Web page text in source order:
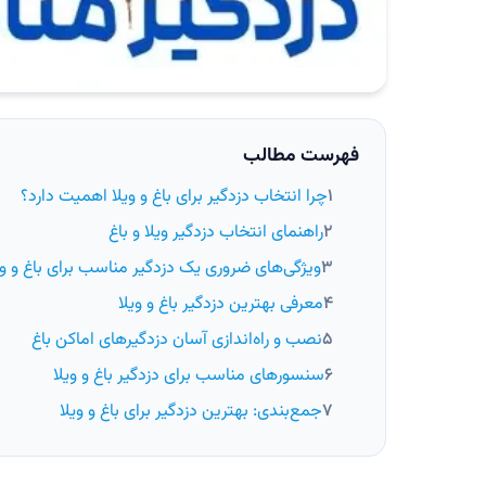
فهرست مطالب
چرا انتخاب دزدگیر برای باغ و ویلا اهمیت دارد؟
راهنمای انتخاب دزدگیر ویلا و باغ
ویژگی‌های ضروری یک دزدگیر مناسب برای باغ و
معرفی بهترین دزدگیر باغ و ویلا
نصب و راه‌اندازی آسان دزدگیرهای اماکن باغ
سنسورهای مناسب برای دزدگیر باغ و ویلا
جمع‌بندی: بهترین دزدگیر برای باغ و ویلا